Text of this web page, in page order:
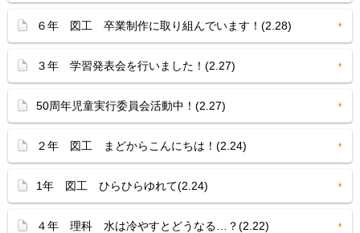
６年 図工 卒業制作に取り組んでいます！(2.28)
３年 学習発表会を行いました！(2.27)
50周年児童実行委員会活動中！(2.27)
２年 図工 まどからこんにちは！(2.24)
1年 図工 ひらひらゆれて(2.24)
４年 理科 水は冷やすとどうなる…？(2.22)